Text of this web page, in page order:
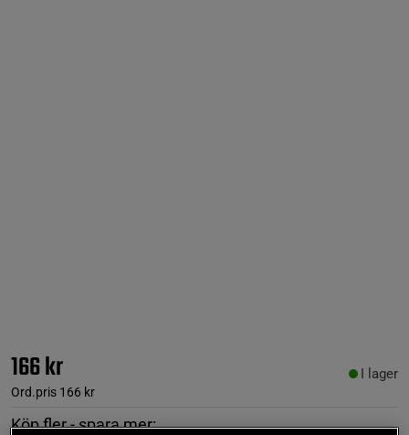
166 kr
Ord.pris 166 kr
I lager
Köp fler - spara mer: